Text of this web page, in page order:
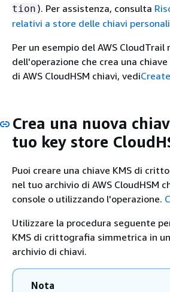
tion ). Per assistenza, consulta
relativi a store delle chiavi
Per un esempio del AWS
dell'operazione che crea una chiave
di AWS CloudHSM chiavi, vedi
Crea una nuova
tuo key store
Puoi creare una chiave KMS di
nel tuo archivio di AWS CloudHSM
console o utilizzando l'operazione.
Utilizzare la procedura seguente
KMS di crittografia simmetrica in un
archivio di chiavi.
Nota